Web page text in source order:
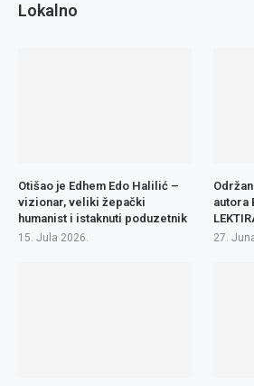
Lokalno
Otišao je Edhem Edo Halilić –
vizionar, veliki žepački
humanist i istaknuti poduzetnik
15. Jula 2026.
autora
27.